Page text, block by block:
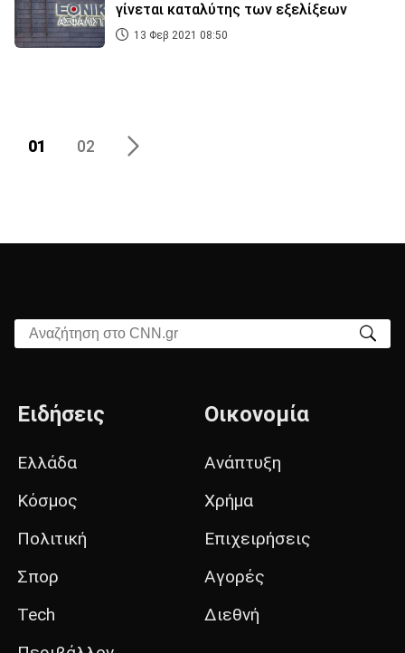
γίνεται καταλύτης των εξελίξεων
13 Φεβ 2021 08:50
01 02
Αναζήτηση στο CNN.gr
Ειδήσεις
Ελλάδα
Κόσμος
Πολιτική
Σπορ
Tech
Οικονομία
Ανάπτυξη
Χρήμα
Επιχειρήσεις
Αγορές
Διεθνή